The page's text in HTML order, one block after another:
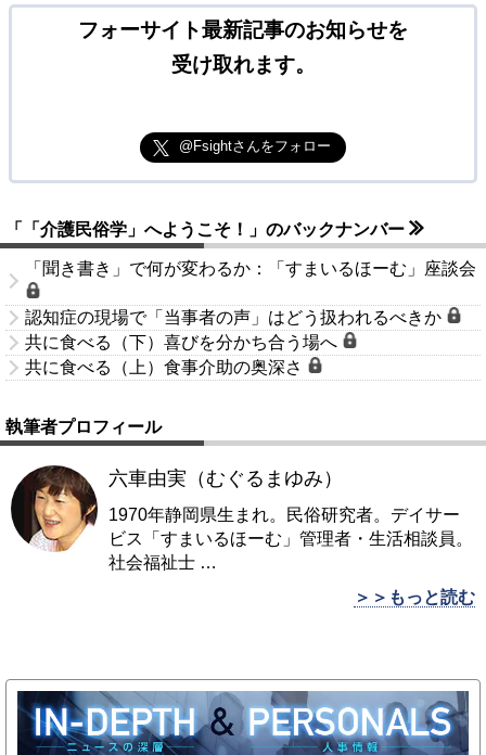
フォーサイト最新記事のお知らせを
受け取れます。
@Fsightさんをフォロー
「「介護民俗学」へようこそ！」のバックナンバー
「聞き書き」で何が変わるか：「すまいるほーむ」座談会
認知症の現場で「当事者の声」はどう扱われるべきか
共に食べる（下）喜びを分かち合う場へ
共に食べる（上）食事介助の奥深さ
執筆者プロフィール
六車由実（むぐるまゆみ）
1970年静岡県生まれ。民俗研究者。デイサー
ビス「すまいるほーむ」管理者・生活相談員。
社会福祉士 …
＞＞もっと読む